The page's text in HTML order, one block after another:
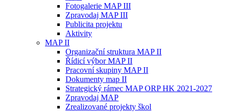
Fotogalerie MAP III
Zpravodaj MAP III
Publicita projektu
Aktivity
MAP II
Organizační struktura MAP II
Řídicí výbor MAP II
Pracovní skupiny MAP II
Dokumenty map II
Strategický rámec MAP ORP HK 2021-2027
Zpravodaj MAP
Zrealizované projekty škol